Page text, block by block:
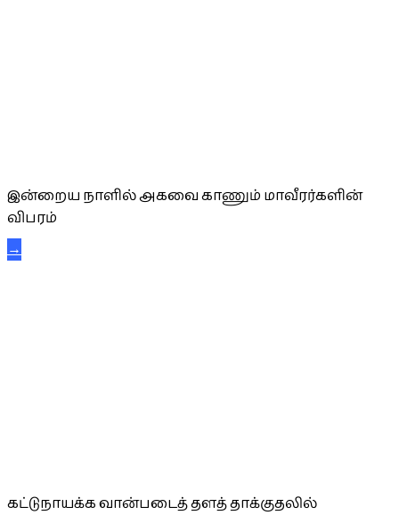
இன்றைய நாளில் அகவை காணும் மாவீரர்களின்
விபரம்
→
கட்டுநாயக்க வான்படைத் தளத் தாக்குதலில்